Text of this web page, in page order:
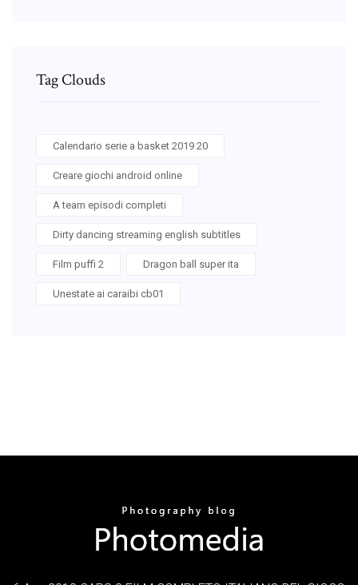
Tag Clouds
Calendario serie a basket 2019 20
Creare giochi android online
A team episodi completi
Dirty dancing streaming english subtitles
Film puffi 2 Dragon ball super ita
Unestate ai caraibi cb01